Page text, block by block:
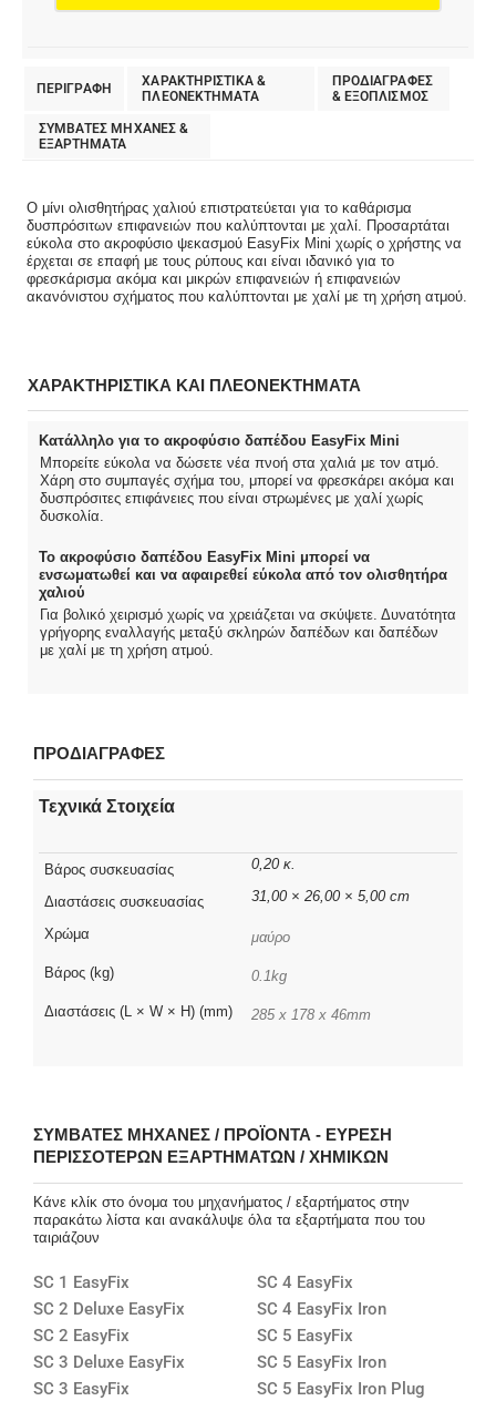
ΠΕΡΙΓΡΑΦΗ
ΧΑΡΑΚΤΗΡΙΣΤΙΚΑ &
ΠΛΕΟΝΕΚΤΗΜΑΤΑ
ΠΡΟΔΙΑΓΡΑΦΕΣ
& EΞΟΠΛΙΣΜΟΣ
ΣΥΜΒΑΤΕΣ ΜΗΧΑΝΕΣ &
ΕΞΑΡΤΗΜΑΤΑ
Ο μίνι ολισθητήρας χαλιού επιστρατεύεται για το καθάρισμα
δυσπρόσιτων επιφανειών που καλύπτονται με χαλί. Προσαρτάται
εύκολα στο ακροφύσιο ψεκασμού EasyFix Mini χωρίς ο χρήστης να
έρχεται σε επαφή με τους ρύπους και είναι ιδανικό για το
φρεσκάρισμα ακόμα και μικρών επιφανειών ή επιφανειών
ακανόνιστου σχήματος που καλύπτονται με χαλί με τη χρήση ατμού.
ΧΑΡΑΚΤΗΡΙΣΤΙΚΑ ΚΑΙ ΠΛΕΟΝΕΚΤΗΜΑΤΑ
Κατάλληλο για το ακροφύσιο δαπέδου EasyFix Mini
Μπορείτε εύκολα να δώσετε νέα πνοή στα χαλιά με τον ατμό.
Χάρη στο συμπαγές σχήμα του, μπορεί να φρεσκάρει ακόμα και
δυσπρόσιτες επιφάνειες που είναι στρωμένες με χαλί χωρίς
δυσκολία.
Το ακροφύσιο δαπέδου EasyFix Mini μπορεί να
ενσωματωθεί και να αφαιρεθεί εύκολα από τον ολισθητήρα
χαλιού
Για βολικό χειρισμό χωρίς να χρειάζεται να σκύψετε. Δυνατότητα
γρήγορης εναλλαγής μεταξύ σκληρών δαπέδων και δαπέδων
με χαλί με τη χρήση ατμού.
ΠΡΟΔΙΑΓΡΑΦΕΣ
Τεχνικά Στοιχεία
Βάρος συσκευασίας 0,20 κ.
Διαστάσεις συσκευασίας 31,00 × 26,00 × 5,00 cm
Χρώμα μαύρο
Βάρος (kg) 0.1kg
Διαστάσεις (L × W × H) (mm) 285 x 178 x 46mm
ΣΥΜΒΑΤΈΣ ΜΗΧΑΝΈΣ / ΠΡΟΪΌΝΤΑ - ΕΎΡΕΣΗ
ΠΕΡΙΣΣΌΤΕΡΩΝ ΕΞΑΡΤΗΜΆΤΩΝ / ΧΗΜΙΚΏΝ
Κάνε κλίκ στο όνομα του μηχανήματος / εξαρτήματος στην
παρακάτω λίστα και ανακάλυψε όλα τα εξαρτήματα που του
ταιριάζουν
SC 1 EasyFix
SC 2 Deluxe EasyFix
SC 2 EasyFix
SC 3 Deluxe EasyFix
SC 3 EasyFix
SC 4 EasyFix
SC 4 EasyFix Iron
SC 5 EasyFix
SC 5 EasyFix Iron
SC 5 EasyFix Iron Plug